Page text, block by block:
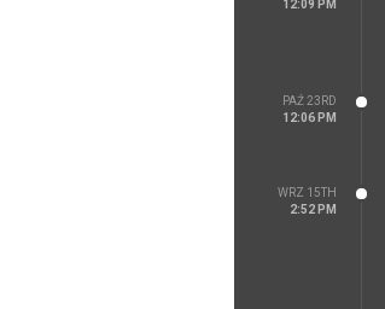
12:09 PM
PAŹ 23RD
12:06 PM
WRZ 15TH
2:52 PM